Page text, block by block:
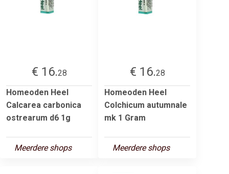
€ 16.28
Homeoden Heel
Calcarea carbonica
ostrearum d6 1g
Meerdere shops
€ 16.28
Homeoden Heel
Colchicum autumnale
mk 1 Gram
Meerdere shops